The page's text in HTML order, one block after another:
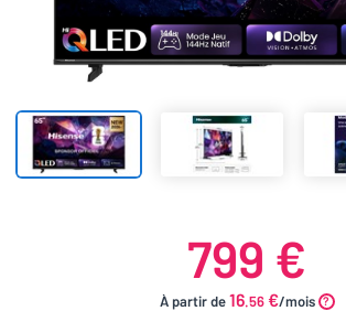
799 €
À partir de16.56€/mois